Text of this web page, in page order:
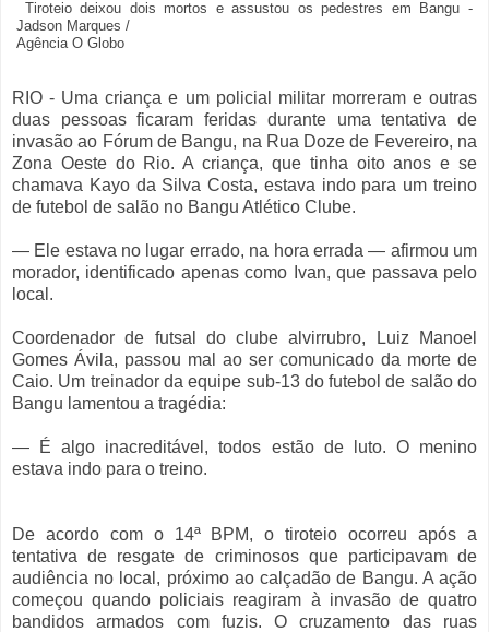
Tiroteio deixou dois mortos e assustou os pedestres em Bangu -
Jadson Marques /
Agência O Globo
RIO - Uma criança e um policial militar morreram e outras
duas pessoas ficaram feridas durante uma tentativa de
invasão ao Fórum de Bangu, na Rua Doze de Fevereiro, na
Zona Oeste do Rio. A criança, que tinha oito anos e se
chamava Kayo da Silva Costa, estava indo para um treino
de futebol de salão no Bangu Atlético Clube.
— Ele estava no lugar errado, na hora errada — afirmou um
morador, identificado apenas como Ivan, que passava pelo
local.
Coordenador de futsal do clube alvirrubro, Luiz Manoel
Gomes Ávila, passou mal ao ser comunicado da morte de
Caio. Um treinador da equipe sub-13 do futebol de salão do
Bangu lamentou a tragédia:
— É algo inacreditável, todos estão de luto. O menino
estava indo para o treino.
De acordo com o 14ª BPM, o tiroteio ocorreu após a
tentativa de resgate de criminosos que participavam de
audiência no local, próximo ao calçadão de Bangu. A ação
começou quando policiais reagiram à invasão de quatro
bandidos armados com fuzis. O cruzamento das ruas